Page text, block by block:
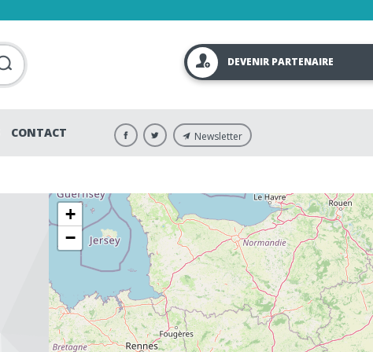
DEVENIR PARTENAIRE
CONTACT Newsletter
+
−